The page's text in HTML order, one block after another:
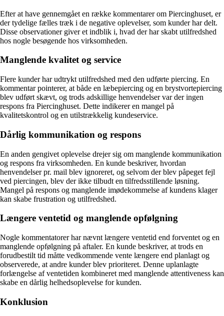
Efter at have gennemgået en række kommentarer om Piercinghuset, er
der tydelige fælles træk i de negative oplevelser, som kunder har delt.
Disse observationer giver et indblik i, hvad der har skabt utilfredshed
hos nogle besøgende hos virksomheden.
Manglende kvalitet og service
Flere kunder har udtrykt utilfredshed med den udførte piercing. En
kommentar pointerer, at både en læbepiercing og en brystvortepiercing
blev udført skævt, og trods adskillige henvendelser var der ingen
respons fra Piercinghuset. Dette indikerer en mangel på
kvalitetskontrol og en utilstrækkelig kundeservice.
Dårlig kommunikation og respons
En anden gengivet oplevelse drejer sig om manglende kommunikation
og respons fra virksomheden. En kunde beskriver, hvordan
henvendelser pr. mail blev ignoreret, og selvom der blev påpeget fejl
ved piercingen, blev der ikke tilbudt en tilfredsstillende løsning.
Mangel på respons og manglende imødekommelse af kundens klager
kan skabe frustration og utilfredshed.
Længere ventetid og manglende opfølgning
Nogle kommentatorer har nævnt længere ventetid end forventet og en
manglende opfølgning på aftaler. En kunde beskriver, at trods en
forudbestilt tid måtte vedkommende vente længere end planlagt og
observerede, at andre kunder blev prioriteret. Denne uplanlagte
forlængelse af ventetiden kombineret med manglende attentiveness kan
skabe en dårlig helhedsoplevelse for kunden.
Konklusion